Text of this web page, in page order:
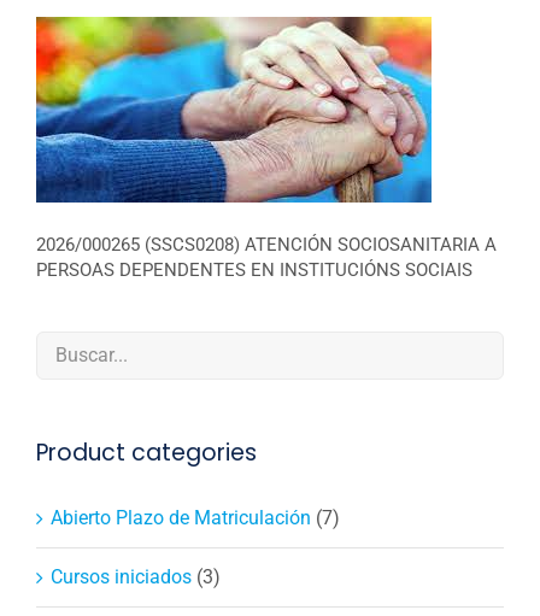
2026/000265 (SSCS0208) ATENCIÓN
SOCIOSANITARIA A PERSOAS
DEPENDENTES EN INSTITUCIÓNS
SOCIAIS
2026/000265 (SSCS0208) ATENCIÓN SOCIOSANITARIA A
PERSOAS DEPENDENTES EN INSTITUCIÓNS SOCIAIS
Product categories
Abierto Plazo de Matriculación (7)
Cursos iniciados (3)